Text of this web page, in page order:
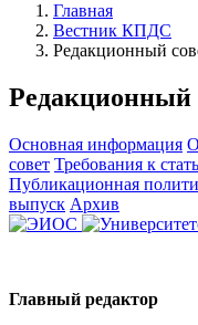
Главная
Вестник КПДС
Редакционный
Редакционный
Основная информация
совет Требования к
Публикационная
выпуск Архив
Главный редактор